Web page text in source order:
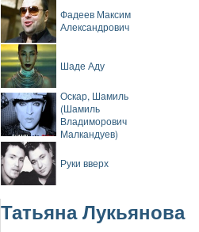
Фадеев Максим
Александрович
Шаде Аду
Оскар, Шамиль
(Шамиль
Владиморович
Малкандуев)
Руки вверх
Татьяна Лукьянова